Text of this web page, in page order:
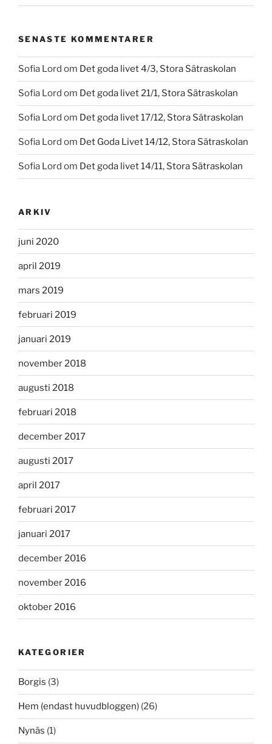
SENASTE KOMMENTARER
Sofia Lord om Det goda livet 4/3, Stora Sätraskolan
Sofia Lord om Det goda livet 21/1, Stora Sätraskolan
Sofia Lord om Det goda livet 17/12, Stora Sätraskolan
Sofia Lord om Det Goda Livet 14/12, Stora Sätraskolan
Sofia Lord om Det goda livet 14/11, Stora Sätraskolan
ARKIV
juni 2020
april 2019
mars 2019
februari 2019
januari 2019
november 2018
augusti 2018
februari 2018
december 2017
augusti 2017
april 2017
februari 2017
januari 2017
december 2016
november 2016
oktober 2016
KATEGORIER
Borgis (3)
Hem (endast huvudbloggen) (26)
Nynäs (1)